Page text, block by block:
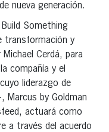
nueva generación.
Something
transformación y
Cerdá, para
compañía y el
liderazgo de
Marcus by Goldman
actuará como
a través del acuerdo